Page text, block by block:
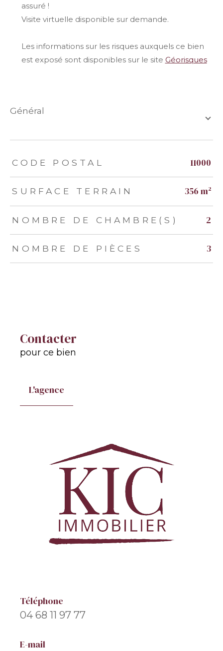
assuré !
Visite virtuelle disponible sur demande.
Les informations sur les risques auxquels ce bien
est exposé sont disponibles sur le site Géorisques
général
TRAD_ZEPHYR_Caracteristique TRAD_ZEPHYR_Valeurs
CODE POSTAL 11000
SURFACE TERRAIN 356 m²
NOMBRE DE CHAMBRE(S) 2
NOMBRE DE PIÈCES 3
Contacter
pour ce bien
L'agence
Téléphone
04 68 11 97 77
E-mail